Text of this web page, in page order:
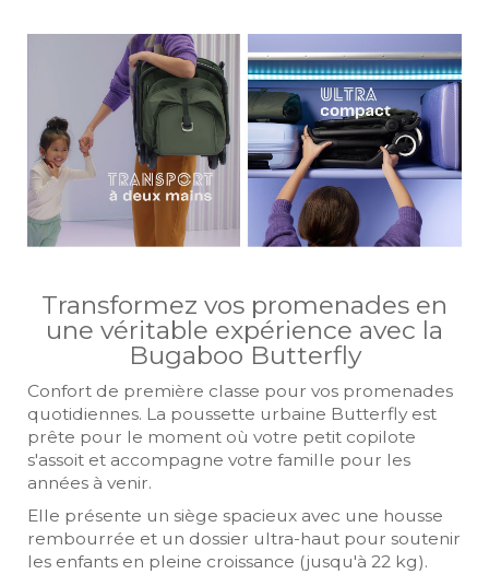
Transformez vos promenades en
une véritable expérience avec la
Bugaboo Butterfly
Confort de première classe pour vos promenades
quotidiennes. La poussette urbaine Butterfly est
prête pour le moment où votre petit copilote
s'assoit et accompagne votre famille pour les
années à venir.
Elle présente un siège spacieux avec une housse
rembourrée et un dossier ultra-haut pour soutenir
les enfants en pleine croissance (jusqu'à 22 kg).